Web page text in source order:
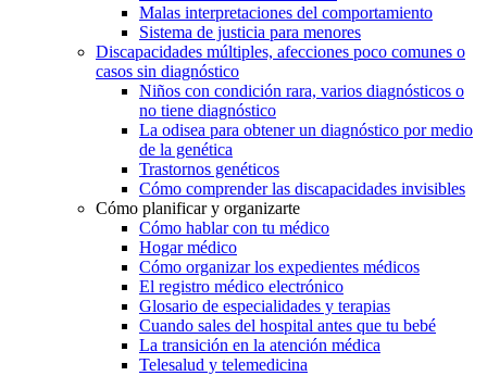
Malas interpretaciones del comportamiento
Sistema de justicia para menores
Discapacidades múltiples, afecciones poco comunes o
casos sin diagnóstico
Niños con condición rara, varios diagnósticos o
no tiene diagnóstico
La odisea para obtener un diagnóstico por medio
de la genética
Trastornos genéticos
Cómo comprender las discapacidades invisibles
Cómo planificar y organizarte
Cómo hablar con tu médico
Hogar médico
Cómo organizar los expedientes médicos
El registro médico electrónico
Glosario de especialidades y terapias
Cuando sales del hospital antes que tu bebé
La transición en la atención médica
Telesalud y telemedicina